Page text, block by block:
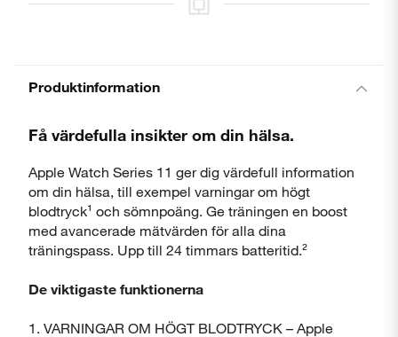
Produktinformation
Få värdefulla insikter om din hälsa.
Apple Watch Series 11 ger dig värdefull information
om din hälsa, till exempel varningar om högt
blodtryck¹ och sömnpoäng. Ge träningen en boost
med avancerade mätvärden för alla dina
träningspass. Upp till 24 timmars batteritid.²
De viktigaste funktionerna
1. VARNINGAR OM HÖGT BLODTRYCK – Apple